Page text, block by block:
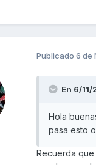
Publicado 6 de
En 6/11/
Hola
pasa esto
Recuerda